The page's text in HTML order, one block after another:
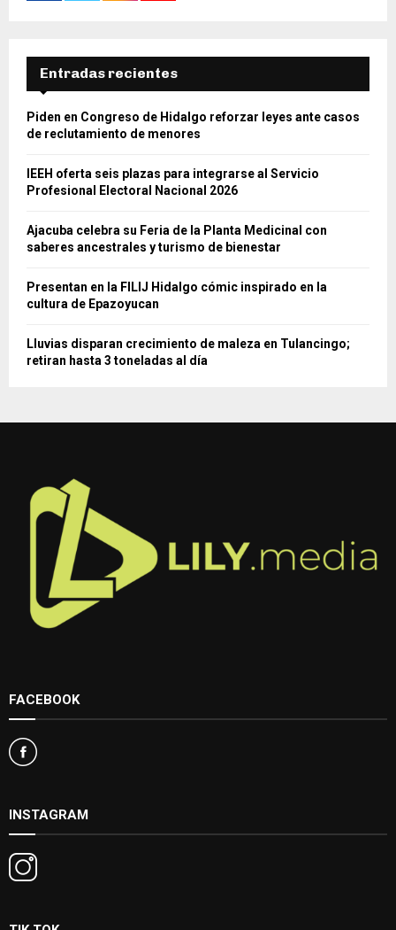
Entradas recientes
Piden en Congreso de Hidalgo reforzar leyes ante casos
de reclutamiento de menores
IEEH oferta seis plazas para integrarse al Servicio
Profesional Electoral Nacional 2026
Ajacuba celebra su Feria de la Planta Medicinal con
saberes ancestrales y turismo de bienestar
Presentan en la FILIJ Hidalgo cómic inspirado en la
cultura de Epazoyucan
Lluvias disparan crecimiento de maleza en Tulancingo;
retiran hasta 3 toneladas al día
FACEBOOK
INSTAGRAM